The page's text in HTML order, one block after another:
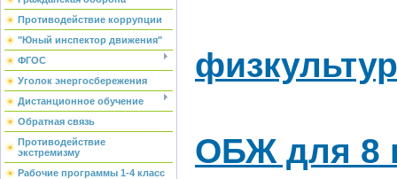
Противодействие коррупции
"Юный инспектор движения"
ФГОС
Уголок энергосбережения
Дистанционное обучение
Обратная связь
Противодействие
экстремизму
Рабочие программы 1-4 класс
ОБЖ для 8